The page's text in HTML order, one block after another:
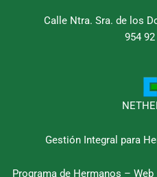
e
t
t
Calle Ntra. Sra. de los
954
Gestión Integral para
Programa de Hermanos –